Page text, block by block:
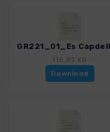
115.82 KB
Download